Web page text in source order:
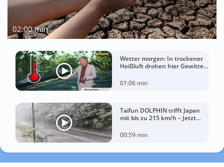
02:00 min
Wetter morgen: In trockener
Heißluft drohen hier Gewitter
01:06 min
Taifun DOLPHIN trifft Japan
mit bis zu 215 km/h – Jetzt
00:59 min